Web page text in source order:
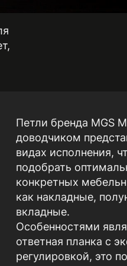
Петли бренда MGS
доводчиком
видах исполнения,
подобрать
конкретных
как накладные,
вкладные.
Особенностями
ответная планка с
регулировкой, это